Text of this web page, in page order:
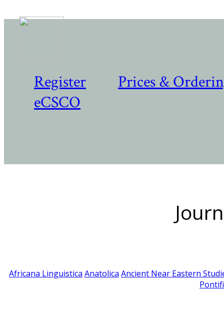
Register
Prices &
eCSCO
Africana Linguistica Anatolica Ancient Near Eastern